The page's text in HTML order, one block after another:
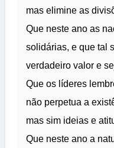
mas elimine as
Que neste ano as
solidárias, e que tal
verdadeiro valor e
Que os líderes
não perpetua a
mas sim ideias e
Que neste ano a